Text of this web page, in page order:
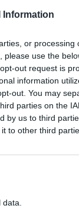
Information
or processing
use the
out request is
information
out. You may
parties on the
by us to third
to other third